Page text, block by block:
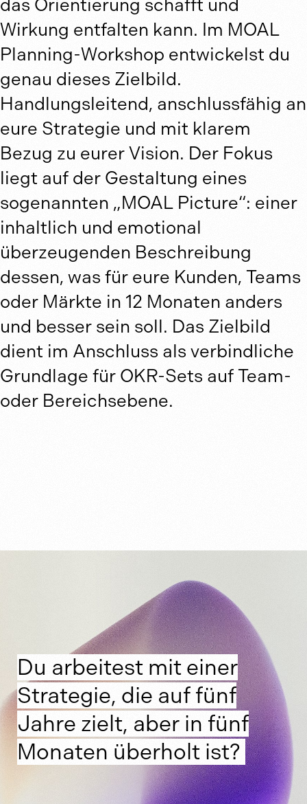
das Orientierung schafft und
Wirkung entfalten kann. Im MOAL
Planning-Workshop entwickelst du
genau dieses Zielbild.
Handlungsleitend, anschlussfähig an
eure Strategie und mit klarem
Bezug zu eurer Vision. Der Fokus
liegt auf der Gestaltung eines
sogenannten „MOAL Picture“: einer
inhaltlich und emotional
überzeugenden Beschreibung
dessen, was für eure Kunden, Teams
oder Märkte in 12 Monaten anders
und besser sein soll. Das Zielbild
dient im Anschluss als verbindliche
Grundlage für OKR-Sets auf Team-
oder Bereichsebene.
Du arbeitest mit einer
Strategie, die auf fünf
Jahre zielt, aber in fünf
Monaten überholt ist?